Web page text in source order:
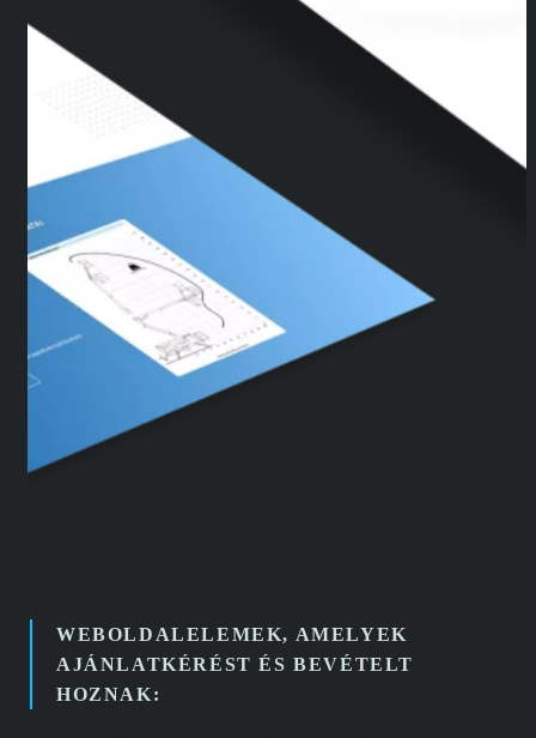
WEBOLDALELEMEK, AMELYEK
AJÁNLATKÉRÉST ÉS BEVÉTELT
HOZNAK: